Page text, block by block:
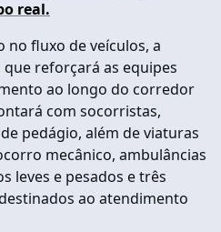
real.
no fluxo de veículos, a
reforçará as equipes
ao longo do corredor
com socorristas,
pedágio, além de viaturas
mecânico, ambulâncias
leves e pesados e três
ao atendimento